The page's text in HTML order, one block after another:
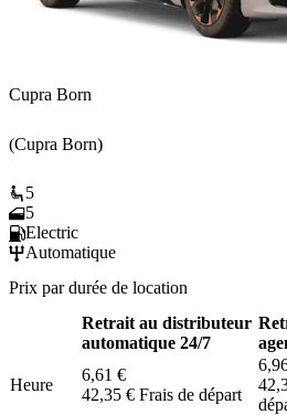
Cupra Born
(Cupra Born)
5
5
Electric
Automatique
Prix par durée de location
Retrait au distributeur
automatique 24/7
Heure
6,61 €
42,35 € Frais de départ